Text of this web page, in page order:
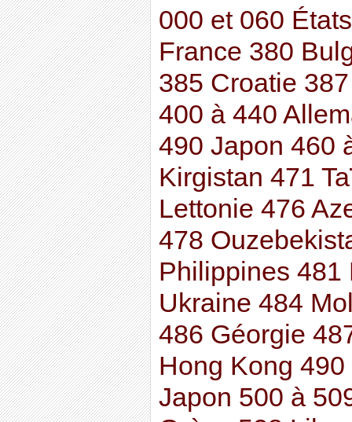
000 et 060
France 380
385 Croatie
400 à 440
490 Japon 460
Kirgistan 471
Lettonie 476
478
Philippines 481
Ukraine 484
486 Géorgie
Hong Kong
Japon 500 à